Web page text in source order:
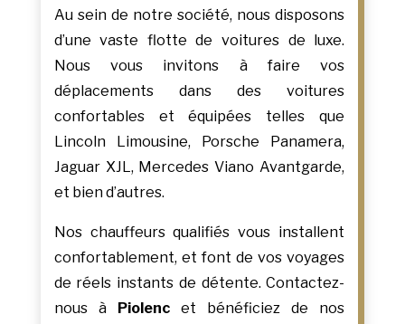
Au sein de notre société, nous disposons
d’une vaste flotte de voitures de luxe.
Nous vous invitons à faire vos
déplacements dans des voitures
confortables et équipées telles que
Lincoln Limousine, Porsche Panamera,
Jaguar XJL, Mercedes Viano Avantgarde,
et bien d’autres.
Nos chauffeurs qualifiés vous installent
confortablement, et font de vos voyages
de réels instants de détente. Contactez-
nous à Piolencet bénéficiez de nos